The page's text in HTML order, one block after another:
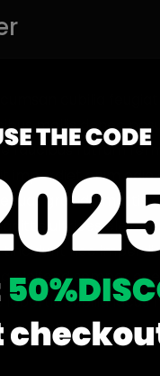
mollis donec
faucibus rutrum
imperdiet enim odio
gravida mattis
ultrices eleifend
tincidunt nec
eleifend semper
lobortis cubilia lacus
aliquam erat